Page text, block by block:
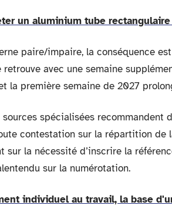
un aluminium tube
paire/impaire, la conséquence
avec une semaine
la première semaine de 2027
spécialisées recommandent
contestation sur la répartition de
la nécessité d’inscrire la
sur la numérotation.
individuel au travail, la base